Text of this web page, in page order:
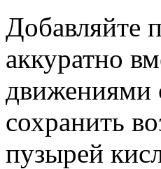
Добавляйте
аккуратно
движениями
сохранить
пузырей